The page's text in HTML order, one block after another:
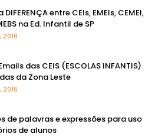
entre CEIs, EMEIs, CEMEI,
na Ed. Infantil de SP
2016
das CEIS (ESCOLAS INFANTIS)
da Zona Leste
2016
de palavras e expressões para uso
de alunos